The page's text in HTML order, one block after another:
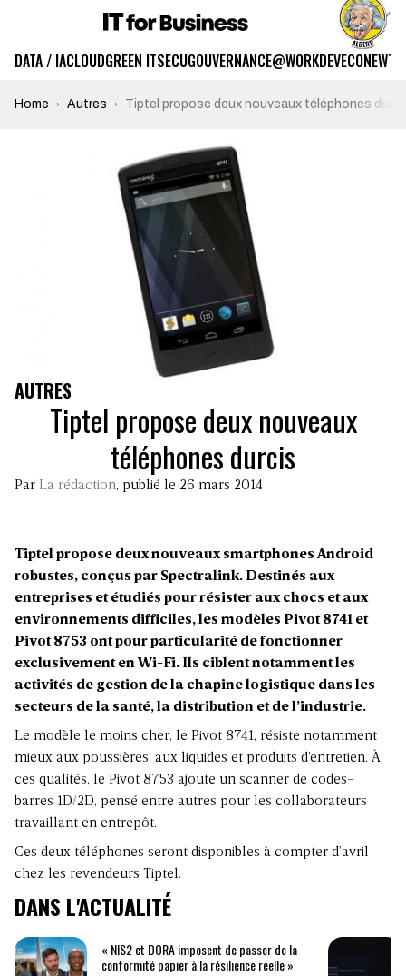
DATA / IACLOUDGREEN ITSECUGOUVERNANCE@WORKDEVECO
Home Autres Tiptel propose deux nouveaux téléphones
AUTRES
Tiptel propose deux nouveaux
téléphones durcis
Par La rédaction, publié le 26 mars 2014
Tiptel propose deux nouveaux smartphones Android
robustes, conçus par Spectralink. Destinés aux
entreprises et étudiés pour résister aux chocs et aux
environnements difficiles, les modèles Pivot 8741 et
Pivot 8753 ont pour particularité de fonctionner
exclusivement en Wi-Fi. Ils ciblent notamment les
activités de gestion de la chapine logistique dans les
secteurs de la santé, la distribution et de l’industrie.
Le modèle le moins cher, le Pivot 8741, résiste notamment
mieux aux poussières, aux liquides et produits d’entretien. À
ces qualités, le Pivot 8753 ajoute un scanner de codes-
barres 1D/2D, pensé entre autres pour les collaborateurs
travaillant en entrepôt.
Ces deux téléphones seront disponibles à compter d’avril
chez les revendeurs Tiptel.
DANS L'ACTUALITÉ
« NIS2 et DORA imposent de passer de la
conformité papier à la résilience réelle »